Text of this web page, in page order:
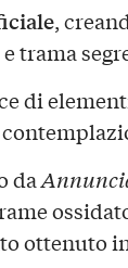
,
trama
di
da
ottenuto